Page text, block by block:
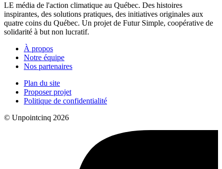
LE média de l'action climatique au Québec. Des histoires
inspirantes, des solutions pratiques, des initiatives originales aux
quatre coins du Québec. Un projet de Futur Simple, coopérative de
solidarité à but non lucratif.
À propos
Notre équipe
Nos partenaires
Plan du site
Proposer projet
Politique de confidentialité
© Unpointcinq 2026